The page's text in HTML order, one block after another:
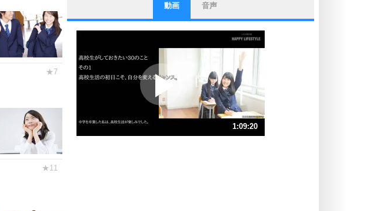
1
ストレス対策
他人と比べない。
いっそのこと、他人を見ない。
ポジティブになれない原因は、行動
しないから。
ポジティブ思考になる30の方法
3
ストレス対策
動画 音声
1:09:20